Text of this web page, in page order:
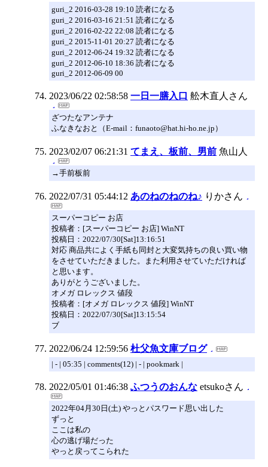
guri_2 2016-03-28 19:10 読者になる
guri_2 2016-03-16 21:51 読者になる
guri_2 2016-02-22 22:08 読者になる
guri_2 2015-11-01 20:27 読者になる
guri_2 2012-06-24 19:32 読者になる
guri_2 2012-06-10 18:36 読者になる
guri_2 2012-06-09 00
2023/06/22 02:58:58 一日一膳入口 舩木直人さん
ざつたなアンテナ
ふなきなおと（E-mail：funaoto@hat.hi-ho.ne.jp）
2023/02/07 06:21:31 てまえ、板前、男前 魚山人
→手前板前
2022/07/31 05:44:12 あのねのねのね♪ りかさん
スーパーコピー お店
投稿者：[スーパーコピー お店] WinNT
投稿日：2022/07/30[Sat]13:16:51
対応 商品共によく手紙も同封と大変気持ちの良い買い物
をさせていただきました。また利用させていただければ
と思います。
ありがとうございました。
オメガ ロレックス 値段
投稿者：[オメガ ロレックス 値段] WinNT
投稿日：2022/07/30[Sat]13:15:54
ブ
2022/06/24 12:59:56 杜父魚文庫ブログ
| - | 05:35 | comments(12) | - | pookmark |
2022/05/01 01:46:38 ふつうのおんな etsukoさん
2022年04月30日(土) やっとパスワード思い出した
ずっと
ここは私の
心の逃げ場だった
やっと戻ってこられた